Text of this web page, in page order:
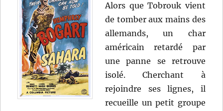
Alors que Tobrouk vient
de tomber aux mains des
allemands, un char
américain retardé par
une panne se retrouve
isolé. Cherchant à
rejoindre ses lignes, il
recueille un petit groupe